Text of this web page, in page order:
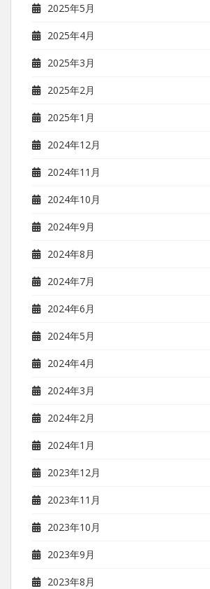
2025年5月
2025年4月
2025年3月
2025年2月
2025年1月
2024年12月
2024年11月
2024年10月
2024年9月
2024年8月
2024年7月
2024年6月
2024年5月
2024年4月
2024年3月
2024年2月
2024年1月
2023年12月
2023年11月
2023年10月
2023年9月
2023年8月